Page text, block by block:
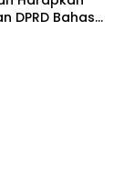
DPRD Bahas